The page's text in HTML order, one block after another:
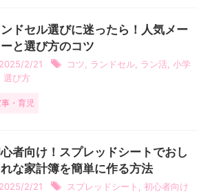
ドセル選びに迷ったら！人気メー
と選び方のコツ
2025/2/21 コツ ランドセル ラン活 小学
選び方
・育児
者向け！スプレッドシートでおし
な家計簿を簡単に作る方法
2025/2/21 スプレッドシート 初心者向け